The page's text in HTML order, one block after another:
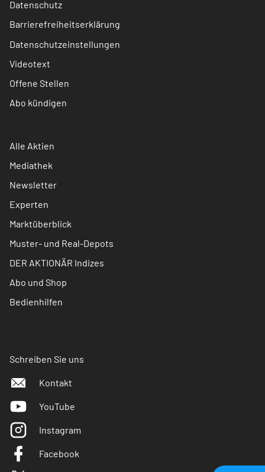
Datenschutz
Barrierefreiheitserklärung
Datenschutzeinstellungen
Videotext
Offene Stellen
Abo kündigen
Alle Aktien
Mediathek
Newsletter
Experten
Marktüberblick
Muster- und Real-Depots
DER AKTIONÄR Indizes
Abo und Shop
Bedienhilfen
Schreiben Sie uns
Kontakt
YouTube
Instagram
Facebook